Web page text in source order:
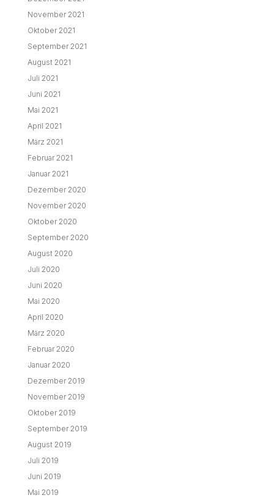
November 2021
Oktober 2021
September 2021
August 2021
Juli 2021
Juni 2021
Mai 2021
April 2021
März 2021
Februar 2021
Januar 2021
Dezember 2020
November 2020
Oktober 2020
September 2020
August 2020
Juli 2020
Juni 2020
Mai 2020
April 2020
März 2020
Februar 2020
Januar 2020
Dezember 2019
November 2019
Oktober 2019
September 2019
August 2019
Juli 2019
Juni 2019
Mai 2019